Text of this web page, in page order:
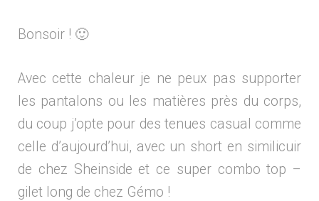
Bonsoir ! 🙂
Avec cette chaleur je ne peux pas supporter
les pantalons ou les matières près du corps,
du coup j’opte pour des tenues casual comme
celle d’aujourd’hui, avec un short en similicuir
de chez Sheinside et ce super combo top –
gilet long de chez Gémo !